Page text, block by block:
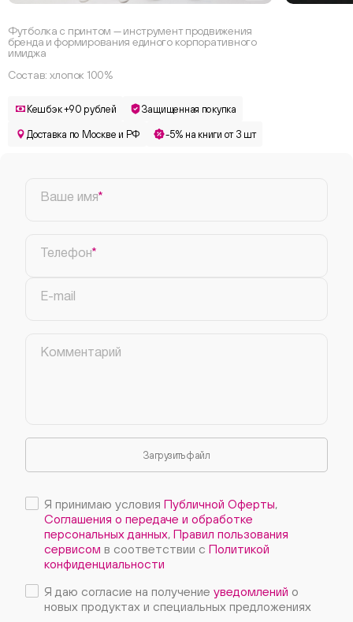
Футболка с принтом — инструмент продвижения
бренда и формирования единого корпоративного
имиджа
Состав: хлопок 100%
Кешбэк +90 рублей Защищенная покупка
Доставка по Москве и РФ -5% на книги от 3 шт
Ваше имя
Телефон
E-mail
Комментарий
Загрузить файл
Я принимаю условия Публичной Оферты,
Соглашения о передаче и обработке
персональных данных, Правил пользования
сервисом в соответствии с Политикой
конфиденциальности
Я даю согласие на получение уведомлений о
новых продуктах и специальных предложениях